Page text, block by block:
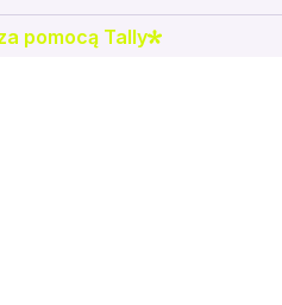
aby otrzymać wyniki
pomocą Tally